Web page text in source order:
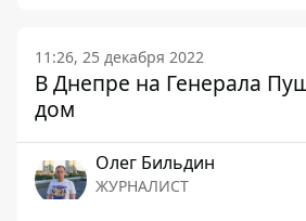
11:26, 25 декабря 2022
В Днепре на Генерала
дом
Олег Бильдин
ЖУРНАЛИСТ